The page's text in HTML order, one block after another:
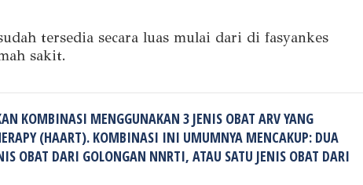
tersedia secara luas mulai dari di fasyankes
sakit.
KOMBINASI MENGGUNAKAN 3 JENIS OBAT ARV YANG
(HAART). KOMBINASI INI UMUMNYA MENCAKUP: DUA
OBAT DARI GOLONGAN NNRTI, ATAU SATU JENIS OBAT DARI